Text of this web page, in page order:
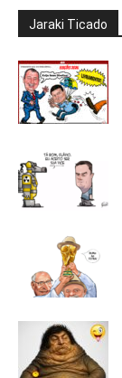
Jaraki Ticado